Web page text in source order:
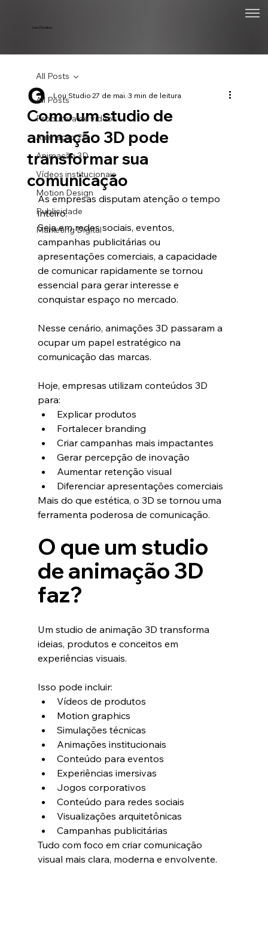
Lou Studios
All Posts
Produtora de vídeos
Animação 2D
Animação 3D
Vídeos institucionais
Motion Design
Publicidade
Marketing Digital
All Posts
Como um studio de
animação 3D pode
transformar sua
comunicação
Lou Studio27 de mai.3 min de leitura
As empresas disputam atenção o tempo
inteiro.
Seja em redes sociais, eventos,
campanhas publicitárias ou
apresentações comerciais, a capacidade
de comunicar rapidamente se tornou
essencial para gerar interesse e
conquistar espaço no mercado.
Nesse cenário, animações 3D passaram a
ocupar um papel estratégico na
comunicação das marcas.
Hoje, empresas utilizam conteúdos 3D
para:
Explicar produtos
Fortalecer branding
Criar campanhas mais impactantes
Gerar percepção de inovação
Aumentar retenção visual
Diferenciar apresentações comerciais
Mais do que estética, o 3D se tornou uma
ferramenta poderosa de comunicação.
O que um studio
de animação 3D
faz?
Um studio de animação 3D transforma
ideias, produtos e conceitos em
experiências visuais.
Isso pode incluir:
Vídeos de produtos
Motion graphics
Simulações técnicas
Animações institucionais
Conteúdo para eventos
Experiências imersivas
Jogos corporativos
Conteúdo para redes sociais
Visualizações arquitetônicas
Campanhas publicitárias
Tudo com foco em criar comunicação
visual mais clara, moderna e envolvente.